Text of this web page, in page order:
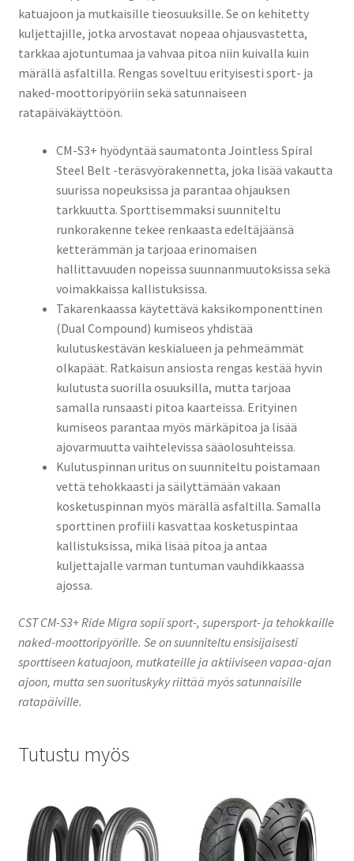
katuajoon ja mutkaisille tieosuuksille. Se on kehitetty
kuljettajille, jotka arvostavat nopeaa ohjausvastetta,
tarkkaa ajotuntumaa ja vahvaa pitoa niin kuivalla kuin
märällä asfaltilla. Rengas soveltuu erityisesti sport- ja
naked-moottoripyöriin sekä satunnaiseen
ratapäiväkäyttöön.
CM-S3+ hyödyntää saumatonta Jointless Spiral
Steel Belt -teräsvyörakennetta, joka lisää vakautta
suurissa nopeuksissa ja parantaa ohjauksen
tarkkuutta. Sporttisemmaksi suunniteltu
runkorakenne tekee renkaasta edeltäjäänsä
ketterämmän ja tarjoaa erinomaisen
hallittavuuden nopeissa suunnanmuutoksissa sekä
voimakkaissa kallistuksissa.
Takarenkaassa käytettävä kaksikomponenttinen
(Dual Compound) kumiseos yhdistää
kulutuskestävän keskialueen ja pehmeämmät
olkapäät. Ratkaisun ansiosta rengas kestää hyvin
kulutusta suorilla osuuksilla, mutta tarjoaa
samalla runsaasti pitoa kaarteissa. Erityinen
kumiseos parantaa myös märkäpitoa ja lisää
ajovarmuutta vaihtelevissa sääolosuhteissa.
Kulutuspinnan uritus on suunniteltu poistamaan
vettä tehokkaasti ja säilyttämään vakaan
kosketuspinnan myös märällä asfaltilla. Samalla
sporttinen profiili kasvattaa kosketuspintaa
kallistuksissa, mikä lisää pitoa ja antaa
kuljettajalle varman tuntuman vauhdikkaassa
ajossa.
CST CM-S3+ Ride Migra sopii sport-, supersport- ja tehokkaille
naked-moottoripyörille. Se on suunniteltu ensisijaisesti
sporttiseen katuajoon, mutkateille ja aktiiviseen vapaa-ajan
ajoon, mutta sen suorituskyky riittää myös satunnaisille
ratapäiville.
Tutustu myös